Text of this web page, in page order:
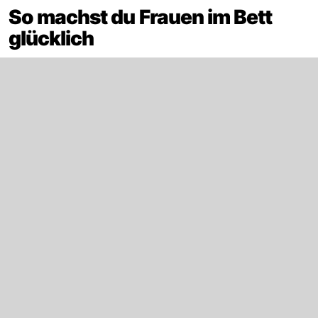
So machst du Frauen im Bett
glücklich